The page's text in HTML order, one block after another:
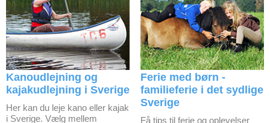
Kanoudlejning og
kajakudlejning i Sverige
Her kan du leje kano eller kajak
i Sverige. Vælg mellem
Ferie med børn -
familieferie i det sydlige
Sverige
Få tips til ferie og oplevelser